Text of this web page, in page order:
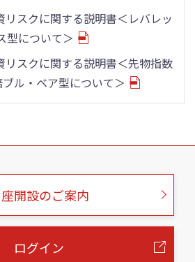
リスクに関する説明書＜レバレッ
型について＞
リスクに関する説明書＜先物指数
ル・ベア型について＞
開設のご案内
ログイン